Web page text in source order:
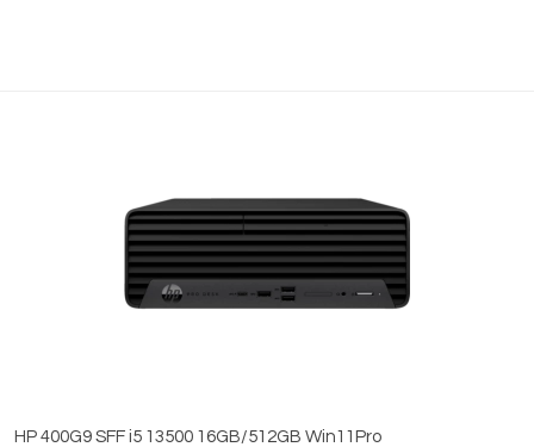
HP 400G9 SFF i5 13500 16GB/512GB Win11Pro